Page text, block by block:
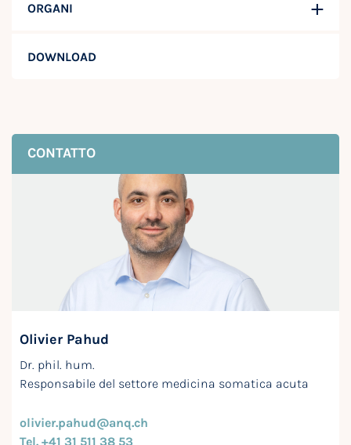
ORGANI
DOWNLOAD
CONTATTO
Olivier Pahud
Dr. phil. hum.
Responsabile del settore medicina somatica acuta
olivier.pahud@anq.ch
Tel. +41 31 511 38 53